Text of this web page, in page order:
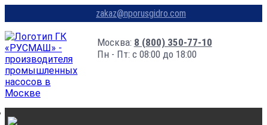
zakaz@nporusgidro.com
Москва: 8 (800) 350-77-10
Пн - Пт: с 08:00 до 18:00